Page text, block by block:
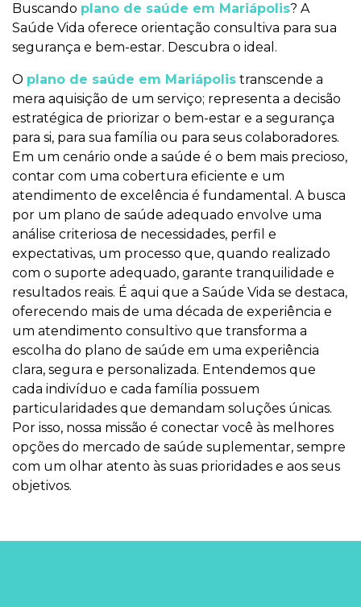
Buscando plano de saúde em Mariápolis? A
Saúde Vida oferece orientação consultiva para sua
segurança e bem-estar. Descubra o ideal.
O plano de saúde em Mariápolis transcende a
mera aquisição de um serviço; representa a decisão
estratégica de priorizar o bem-estar e a segurança
para si, para sua família ou para seus colaboradores.
Em um cenário onde a saúde é o bem mais precioso,
contar com uma cobertura eficiente e um
atendimento de excelência é fundamental. A busca
por um plano de saúde adequado envolve uma
análise criteriosa de necessidades, perfil e
expectativas, um processo que, quando realizado
com o suporte adequado, garante tranquilidade e
resultados reais. É aqui que a Saúde Vida se destaca,
oferecendo mais de uma década de experiência e
um atendimento consultivo que transforma a
escolha do plano de saúde em uma experiência
clara, segura e personalizada. Entendemos que
cada indivíduo e cada família possuem
particularidades que demandam soluções únicas.
Por isso, nossa missão é conectar você às melhores
opções do mercado de saúde suplementar, sempre
com um olhar atento às suas prioridades e aos seus
objetivos.